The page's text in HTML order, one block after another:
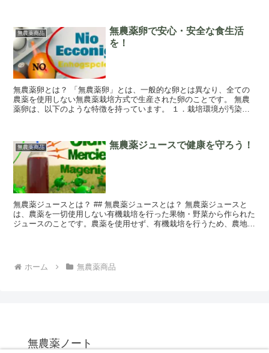
無農薬商品
無農薬卵で安心・安全な食生活
を！
無農薬卵とは？ 「無農薬卵」とは、一般的な卵とは異なり、全ての
農薬を使用しない無農薬栽培方式で生産された卵のことです。 無農
薬卵は、以下のような特徴を持っています。 １．栽培環境が汚染さ
無農薬商品 無農薬ジュースで健康を守ろう！
無農薬ジュースとは？ ## 無農薬ジュースとは？ 無農薬ジュースと
は、農薬を一切使用しない有機栽培を行った果物・野菜から作られた
ジュースのことです。農薬を使用せず、有機栽培を行うため、農地の
ホーム 無農薬商品
無農薬ノート